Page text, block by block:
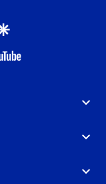
google
youtube-